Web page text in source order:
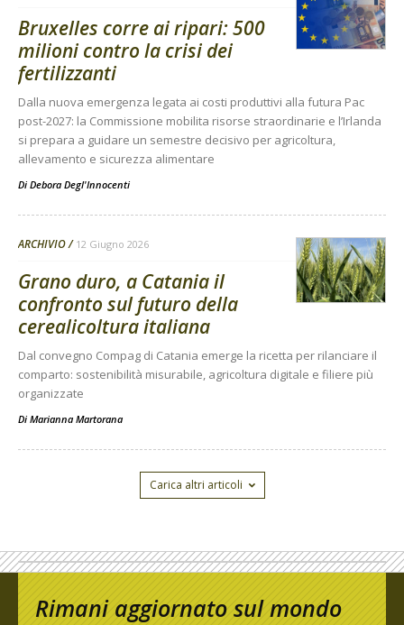
Bruxelles corre ai ripari: 500
milioni contro la crisi dei
fertilizzanti
Dalla nuova emergenza legata ai costi produttivi alla futura Pac
post-2027: la Commissione mobilita risorse straordinarie e l’Irlanda
si prepara a guidare un semestre decisivo per agricoltura,
allevamento e sicurezza alimentare
Di Debora Degl'Innocenti
ARCHIVIO 12 Giugno 2026
Grano duro, a Catania il
confronto sul futuro della
cerealicoltura italiana
Dal convegno Compag di Catania emerge la ricetta per rilanciare il
comparto: sostenibilità misurabile, agricoltura digitale e filiere più
organizzate
Di Marianna Martorana
Carica altri articoli
Rimani aggiornato sul mondo